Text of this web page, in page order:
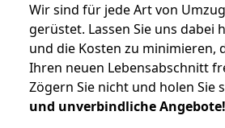
Wir sind für jede Art von
gerüstet. Lassen Sie uns dabei
und die Kosten zu minimieren,
Ihren neuen Lebensabschnitt
Zögern Sie nicht und holen Sie
und unverbindliche Angebote!